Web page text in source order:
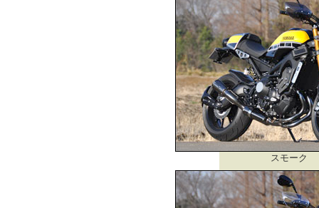
スモーク